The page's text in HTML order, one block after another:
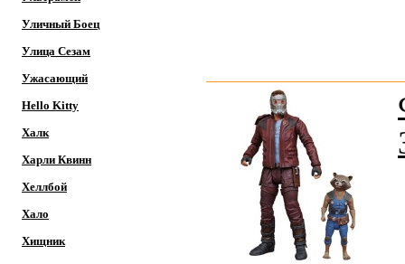
Уличный Боец
Улица Сезам
Ужасающий
Hello Kitty
Халк
Харли Квинн
Хеллбой
Хало
Хищник